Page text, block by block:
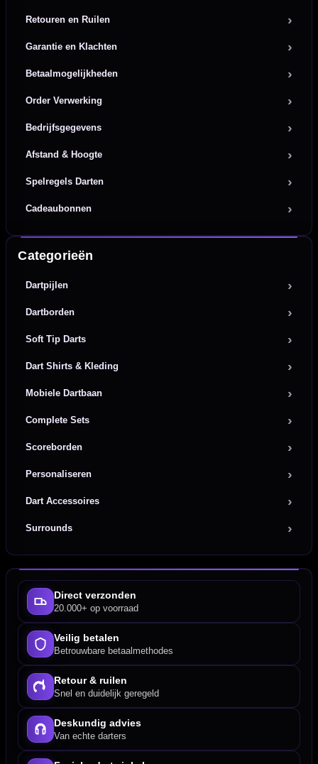
Retouren en Ruilen
Garantie en Klachten
Betaalmogelijkheden
Order Verwerking
Bedrijfsgegevens
Afstand & Hoogte
Spelregels Darten
Cadeaubonnen
Categorieën
Dartpijlen
Dartborden
Soft Tip Darts
Dart Shirts & Kleding
Mobiele Dartbaan
Complete Sets
Scoreborden
Personaliseren
Dart Accessoires
Surrounds
Direct verzonden
20.000+ op voorraad
Veilig betalen
Betrouwbare betaalmethodes
Retour & ruilen
Snel en duidelijk geregeld
Deskundig advies
Van echte darters